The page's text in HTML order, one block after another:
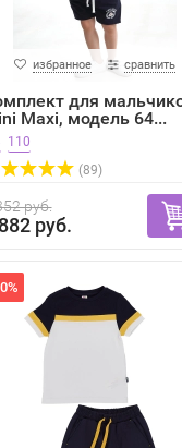
избранное сравнить
для
Maxi, модель 64...
110
(89)
руб.
руб.